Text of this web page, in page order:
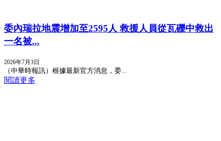
委內瑞拉地震增加至2595人 救援人員從瓦礫中救出
一名被...
2026年7月3日
（中華時報訊）根據最新官方消息，委...
閱讀更多